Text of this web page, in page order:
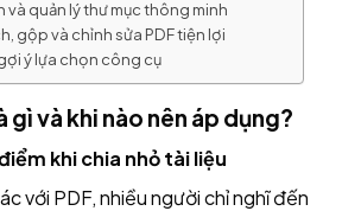
và quản lý thư mục thông minh
gộp và chỉnh sửa PDF tiện lợi
ý lựa chọn công cụ
và khi nào nên áp dụng?
khi chia nhỏ tài liệu
với PDF, nhiều người chỉ nghĩ đến